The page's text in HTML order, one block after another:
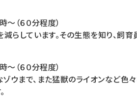
（６０分程度）
らしています。その生態を知り、飼
（６０分程度）
ウまで、また猛獣のライオンなど色